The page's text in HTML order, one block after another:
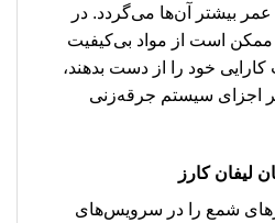
عمر بیشتر آن‌ها می‌گردد. در
ممکن است از مواد بی‌کیفیت
خود را از دست بدهند،
اجزای سیستم جرقه‌زنی
لیفان کارز
شمع را در سرویس‌های